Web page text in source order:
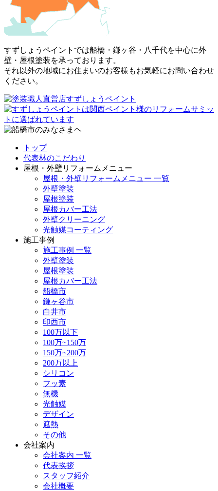
すずしょうペイントでは船橋・鎌ヶ谷・八千代を中心に外
壁・屋根塗装を承っております。
それ以外の地域にお住まいのお客様もお気軽にお問い合わせ
ください。
トップ
代表林のこだわり
屋根・外壁リフォームメニュー
屋根・外壁リフォームメニュー 一覧
外壁塗装
屋根塗装
屋根カバー工法
外壁クリーニング
光触媒コーティング
施工事例
施工事例 一覧
外壁塗装
屋根塗装
屋根カバー工法
船橋市
鎌ヶ谷市
白井市
印西市
100万以下
100万~150万
150万~200万
200万以上
シリコン
フッ素
無機
光触媒
デザイン
遮熱
その他
会社案内
会社案内 一覧
代表挨拶
スタッフ紹介
会社概要